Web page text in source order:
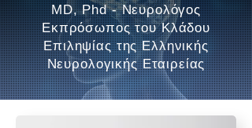
MD, Phd - Νευρολόγος
Εκπρόσωπος του Κλάδου
Επιληψίας της Ελληνικής
Νευρολογικής Εταιρείας